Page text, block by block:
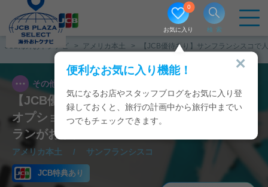
お気に入り
0
便利なお気に入り機能！
気になるお店やスタッフブログをお気に入り登
録しておくと、旅行の計画中から旅行中までい
つでもチェックできます。
検索
JCB海外おトクナビ アメリカ本土 【JCB優待あり】サンフランシスコで
その他
【JCB優待あり】サンフランシスコで人気の
オプショナルツアー｜カニ料理＆夜景満喫プ
ランがおトク！
アメリカ本土 / サンフランシスコ
JCB特典あり